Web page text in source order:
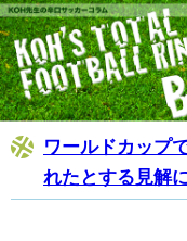
ワールドカップ
れたとする見解